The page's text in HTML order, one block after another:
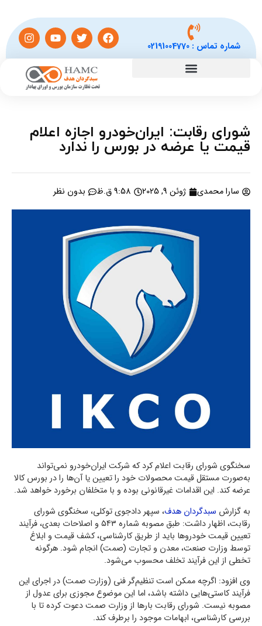
شماره تماس :02191004770
شورای رقابت: ایران‌خودرو اجازه اعلام
قیمت یا عرضه در بورس را ندارد
سارا محمدی ژوئن 9, 2025 9:58 ق.ظ بدون نظر
سخنگوی شورای رقابت اعلام کرد که شرکت ایران‌خودرو نمی‌تواند
به‌صورت مستقل قیمت محصولات خود را تعیین یا آن‌ها را در بورس کالا
عرضه کند. این اقدامات غیرقانونی بوده و با متخلفان برخورد خواهد شد.
به گزارش سبدگردان هدف، سپهر دادجوی توکلی، سخنگوی شورای
رقابت، اظهار داشت: طبق مصوبه شماره ۵۴۳ و اصلاحات بعدی، فرآیند
تعیین قیمت خودروها باید از طریق کارشناسی، کشف قیمت و ابلاغ
توسط وزارت صنعت، معدن و تجارت (صمت) انجام شود. هرگونه
تخطی از این فرآیند تخلف محسوب می‌شود.
وی افزود: اگرچه ممکن است تنظیم‌گر فنی (وزارت صمت) در اجرای این
فرآیند کاستی‌هایی داشته باشد، اما این موضوع مجوزی برای عدول از
مصوبه نیست. شورای رقابت بارها از وزارت صمت دعوت کرده تا با
بررسی کارشناسی، ابهامات موجود را برطرف کند.